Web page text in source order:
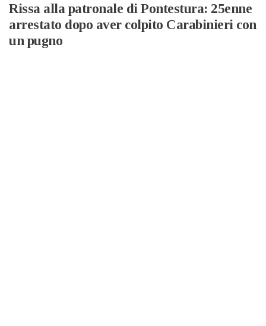
Rissa alla patronale di Pontestura: 25enne
arrestato dopo aver colpito Carabinieri con
un pugno